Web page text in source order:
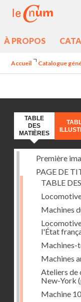
À PROPOS
Accueil Catalogue
TABLE
DES
MATIÈRES
Première
PAGE DE
TABLE
Machines
l'État
Machines-
Machines
Ateliers de
New-York
Machine